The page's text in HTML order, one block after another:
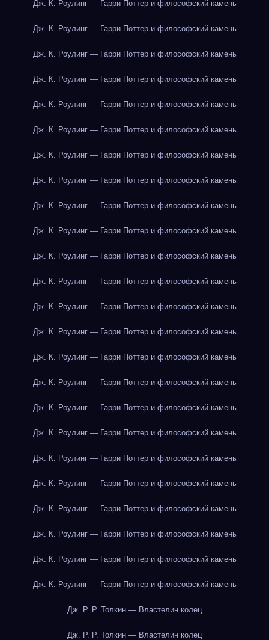
Дж. К. Роулинг — Гарри Поттер и философский камень
Дж. К. Роулинг — Гарри Поттер и философский камень
Дж. К. Роулинг — Гарри Поттер и философский камень
Дж. К. Роулинг — Гарри Поттер и философский камень
Дж. К. Роулинг — Гарри Поттер и философский камень
Дж. К. Роулинг — Гарри Поттер и философский камень
Дж. К. Роулинг — Гарри Поттер и философский камень
Дж. К. Роулинг — Гарри Поттер и философский камень
Дж. К. Роулинг — Гарри Поттер и философский камень
Дж. К. Роулинг — Гарри Поттер и философский камень
Дж. К. Роулинг — Гарри Поттер и философский камень
Дж. К. Роулинг — Гарри Поттер и философский камень
Дж. К. Роулинг — Гарри Поттер и философский камень
Дж. К. Роулинг — Гарри Поттер и философский камень
Дж. К. Роулинг — Гарри Поттер и философский камень
Дж. К. Роулинг — Гарри Поттер и философский камень
Дж. К. Роулинг — Гарри Поттер и философский камень
Дж. К. Роулинг — Гарри Поттер и философский камень
Дж. К. Роулинг — Гарри Поттер и философский камень
Дж. К. Роулинг — Гарри Поттер и философский камень
Дж. К. Роулинг — Гарри Поттер и философский камень
Дж. К. Роулинг — Гарри Поттер и философский камень
Дж. К. Роулинг — Гарри Поттер и философский камень
Дж. К. Роулинг — Гарри Поттер и философский камень
Дж. Р. Р. Толкин — Властелин колец
Дж. Р. Р. Толкин — Властелин колец